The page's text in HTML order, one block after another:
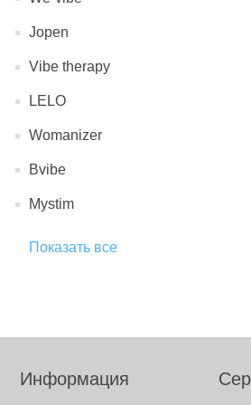
Jopen
Vibe therapy
LELO
Womanizer
Bvibe
Mystim
Показать все
Информация